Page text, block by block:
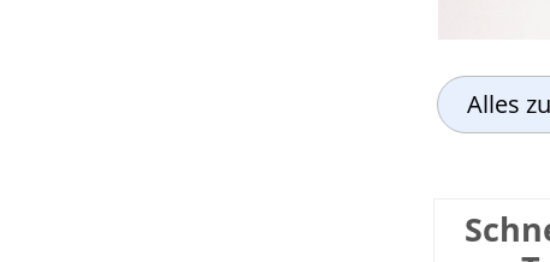
Alles